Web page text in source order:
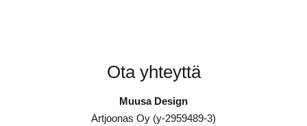
Ota yhteyttä
Muusa Design
Artjoonas Oy (y-2959489-3)